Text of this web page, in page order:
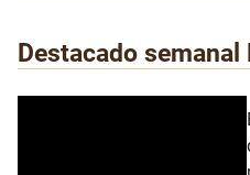
Destacado semanal